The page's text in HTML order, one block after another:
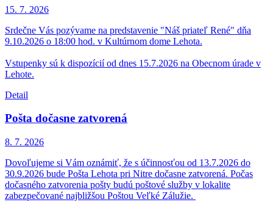
15. 7. 2026
Srdečne Vás pozývame na predstavenie "Náš priateľ René" dňa
9.10.2026 o 18:00 hod. v Kultúrnom dome Lehota.
Vstupenky sú k dispozícií od dnes 15.7.2026 na Obecnom úrade v
Lehote.
Detail
Pošta dočasne zatvorená
8. 7. 2026
Dovoľujeme si Vám oznámiť, že s účinnosťou od 13.7.2026 do
30.9.2026 bude Pošta Lehota pri Nitre dočasne zatvorená. Počas
dočasného zatvorenia pošty budú poštové služby v lokalite
zabezpečované najbližšou Poštou Veľké Zálužie.